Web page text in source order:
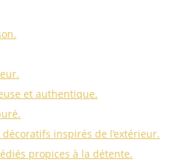
et authentique.
inspirés de l’extérieur.
propices à la détente.